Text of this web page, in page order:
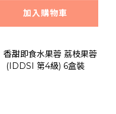
加入購物車